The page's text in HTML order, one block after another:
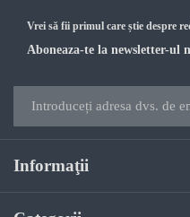
Vrei să fii primul care știe despre
Aboneaza-te la newsletter-ul
Informaţii